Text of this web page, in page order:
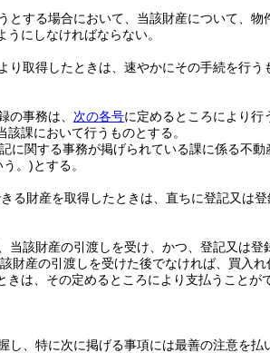
する場合において、当該財産について、
にしなければならない。
取得したときは、速やかにその手続を行う
の事務は、 次の各号に定めるところにより行
課において行うものとする。
に関する事務が掲げられている課に係る不動
う。)とする。
る財産を取得したときは、直ちに登記又は
該財産の引渡しを受け、かつ、登記又は登
財産の引渡しを受けた後でなければ、買入
は、その定めるところにより支払うことが
、特に次に掲げる事項には最善の注意を